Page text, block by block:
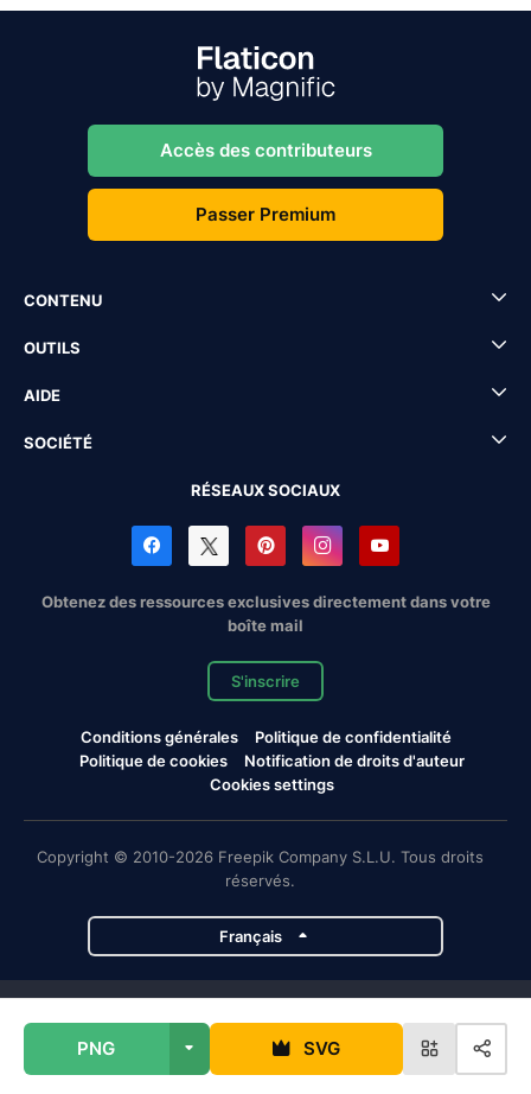
PNG SVG
Accès des contributeurs
Passer Premium
CONTENU
OUTILS
AIDE
SOCIÉTÉ
RÉSEAUX SOCIAUX
Obtenez des ressources exclusives directement dans votre
boîte mail
S'inscrire
Conditions générales
Politique de confidentialité
Politique de cookies
Notification de droits d'auteur
Cookies settings
Copyright © 2010-2026 Freepik Company S.L.U. Tous droits
réservés.
Français